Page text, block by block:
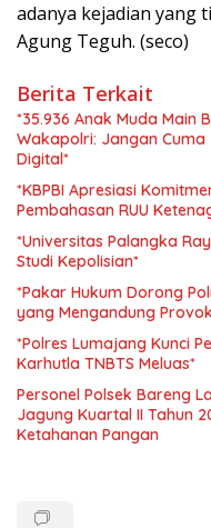
adanya kejadian yang
Agung Teguh. (seco)
Berita Terkait
*35.936 Anak Muda Main
Wakapolri: Jangan
Digital*
*KBPBI Apresiasi
Pembahasan RUU
*Universitas Palangka
Studi Kepolisian*
*Pakar Hukum Dorong
yang Mengandung
*Polres Lumajang Kunci
Karhutla TNBTS Meluas*
Personel Polsek Bareng
Jagung Kuartal II Tahun
Ketahanan Pangan